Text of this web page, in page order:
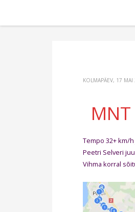
KOLMAPÄEV, 17 MAI
Tempo 32+ km/
Peetri Selveri
Vihma korral